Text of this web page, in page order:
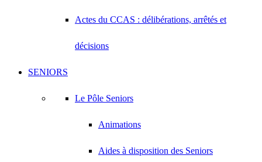
Actes du CCAS : délibérations, arrêtés et
décisions
SENIORS
Le Pôle Seniors
Animations
Aides à disposition des Seniors